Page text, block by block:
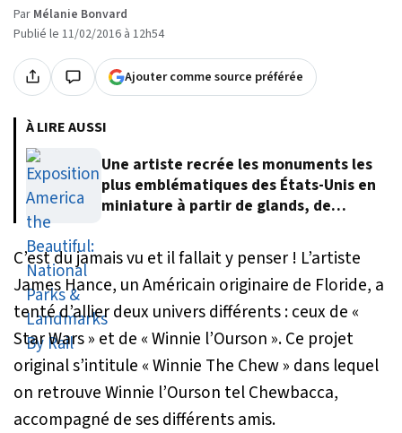
Par Mélanie Bonvard
Publié le 11/02/2016 à 12h54
Ajouter comme source préférée
À LIRE AUSSI
Une artiste recrée les monuments les
plus emblématiques des États-Unis en
miniature à partir de glands, de
C’est du jamais vu et il fallait y penser ! L’artiste
James Hance, un Américain originaire de Floride, a
tenté d’allier deux univers différents : ceux de «
Star Wars » et de « Winnie l’Ourson ». Ce projet
original s’intitule « Winnie The Chew» dans lequel
on retrouve Winnie l’Ourson tel Chewbacca,
accompagné de ses différents amis.